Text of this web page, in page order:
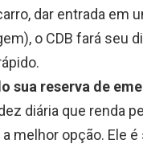
dar entrada em
o CDB fará seu
sua reserva de
diária que renda
a melhor opção. Ele